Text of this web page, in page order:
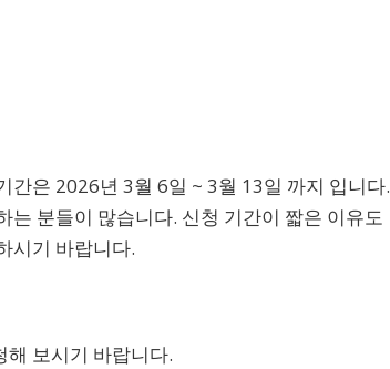
간은 2026년 3월 6일 ~ 3월 13일 까지 입니다.
분들이 많습니다. 신청 기간이 짧은 이유도
시기 바랍니다.
해 보시기 바랍니다.